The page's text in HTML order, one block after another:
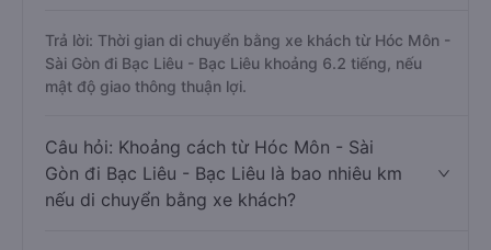
Trả lời: Thời gian di chuyển bằng xe khách từ Hóc Môn -
Sài Gòn đi Bạc Liêu - Bạc Liêu khoảng 6.2 tiếng, nếu
mật độ giao thông thuận lợi.
Câu hỏi: Khoảng cách từ Hóc Môn - Sài
Gòn đi Bạc Liêu - Bạc Liêu là bao nhiêu km
nếu di chuyển bằng xe khách?